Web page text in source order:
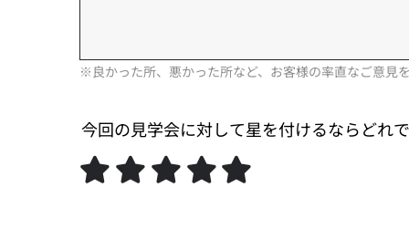
※良かった所、悪かった所など、お客様の率直なご意見
今回の見学会に対して星を付けるならどれ